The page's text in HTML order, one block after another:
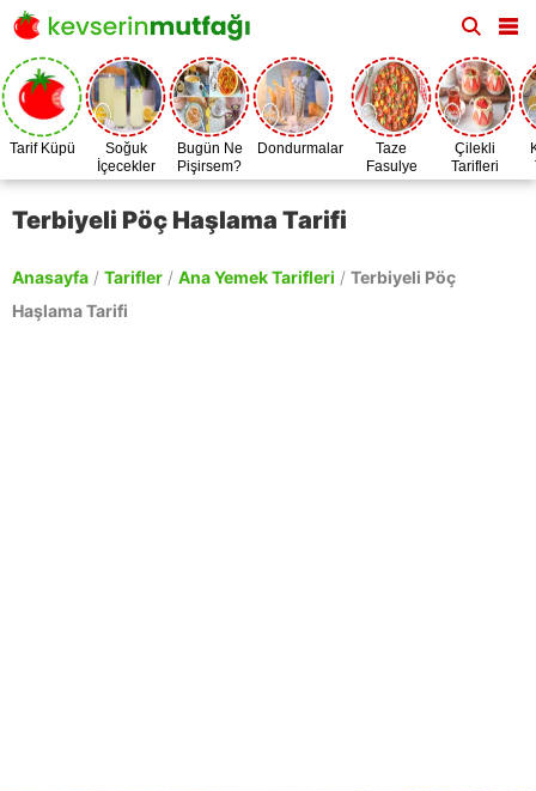
Tarif Küpü
Soğuk
İçecekler
Bugün Ne
Pişirsem?
Dondurmalar
Taze
Fasulye
Zamanı
Çilekli
Tarifleri
Terbiyeli Pöç Haşlama Tarifi
Anasayfa / Tarifler / Ana Yemek Tarifleri / Terbiyeli Pöç
Haşlama Tarifi